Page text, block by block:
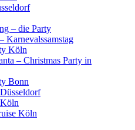
– die Party
Karnevalssamstag
Köln
– Christmas Party in
Bonn
Köln